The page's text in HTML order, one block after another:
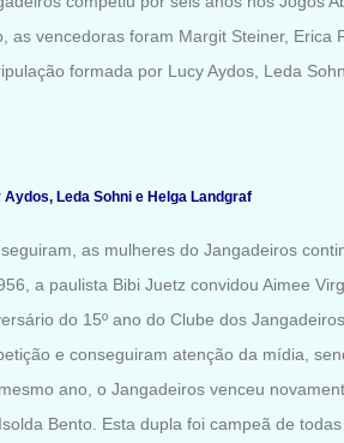
as vencedoras foram Margit Steiner, Erica
formada por Lucy Aydos, Leda
Sohni e Helga Landgraf
as mulheres do Jangadeiros
a paulista Bibi Juetz convidou Aimee
do 15º ano do Clube dos
e conseguiram atenção da mídia,
ano, o Jangadeiros venceu
Bento. Esta dupla foi campeã de